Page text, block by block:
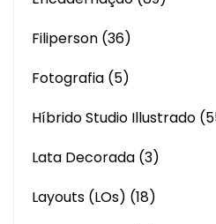
Filiperson (36)
Fotografia (5)
Híbrido Studio Illustrado
Lata Decorada (3)
Layouts (LOs) (18)